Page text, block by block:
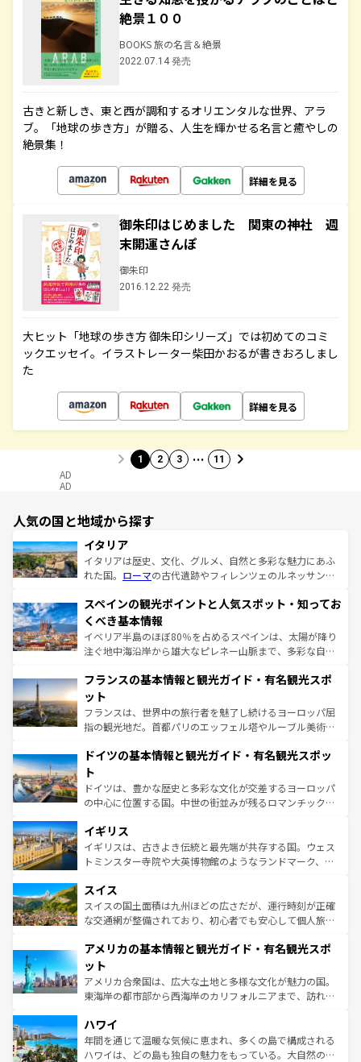
絶景１００
BOOKS 旅の名言＆絶景
2022.07.14 発売
古きと新しき、東と西が調和するオリエンタルな世界、アラ
ブ。「地球の歩き方」が贈る、人生を輝かせる名言と癒やしの
絶景集！
詳細を見る
御朱印はじめました 関東の神社 週
末開運さんぽ
御朱印
2016.12.22 発売
大ヒット「地球の歩き方 御朱印シリーズ」では初めてのコミ
ックエッセイ。イラストレーター柴田かおるが書きおろしまし
た
詳細を見る
1 2 3 … 11
AD
AD
人気の国と地域から探す
イタリア
イタリアは歴史、文化、グルメ、自然と多彩な魅力にあふ
れた国。 ローマの古代遺跡やフィレンツェのルネッサンス
ろん、トスカーナの美しい田園風景やアマルフィ海岸の絶
景など、自然景観も見逃せない。観光の合間には、本場の
ピザやパスタなど、絶品のイタリア料理を堪能することも
できる。朝目覚めてから夜眠るまで、すべての瞬間を楽し
なお、新着のイタリア情報はコンテンツ一覧を参照してほ
しい。
スペインの観光ポイントと人気スポット・知ってお
くべき基本情報
イベリア半島のほぼ80％を占めるスペインは、太陽が降り
注ぐ地中海沿岸から雄大なピレネー山脈まで、多彩な自然
文化が根付くこの国では、情熱的なフラメンコ、熱気あふ
れる闘牛、そして美味しいタパスが生活の一部となってい
る。首都マドリードの洗練された雰囲気や、バルセロナの
アートに溢れた街角から、地方では古代ローマ遺跡や中世
せる。地方によって風土や気候が異なるスペインはその個
ンテンツ一覧 を参照してほしい。
フランスの基本情報と観光ガイド・有名観光スポ
ット
フランスは、世界中の旅行者を魅了し続けるヨーロッパ屈
指の観光地だ。首都パリのエッフェル塔やルーブル美術館
で、幅広い魅力が詰まっている。華麗な宮殿、歴史的な大
聖堂、美しいビーチ、そして豊かな自然が、訪れる者を心
から魅了する。また、フランスは美食の国としても知ら
れ、フランス料理はユネスコ無形文化遺産にも登録されて
香り高いラベンダー畑など、多彩な楽しみ方が可能だ。さ
らに、パリ以外の地域にも魅力が溢れており、どの街角に
も豊かな歴史と文化が息づいている。パリ以外の個性あふ
を参照してほしい。
ドイツの基本情報と観光ガイド・有名観光スポッ
ト
ドイツは、豊かな歴史と多彩な文化が交差するヨーロッパ
の中心に位置する国。中世の街並みが残るロマンチック街
顔を持つこの国は、どこを歩いても飽きることがない。ベ
ルリンの文化的活気、バイエルン州のアルプスの絶景、そ
してライン川沿いのワイン畑といった風景は必見。ビール
は、お酒好きな人にはぜひ体験してほしい。 なお、新着の
ドイツ情報はコンテンツ一覧を参照してほしい。
イギリス
イギリスは、古きよき伝統と最先端が共存する国。ウェス
トミンスター寺院や大英博物館のようなランドマーク、歴
リアごとに異なる魅力がある。また、優雅なアフタヌーン
ティー、ビール好きにはたまらない英国パブ、サッカー観
戦など、本場だからこそできる体験も豊富。イギリスを旅
ンツ一覧を参照してほしい。
スイス
スイスの国土面積は九州ほどの広さだが、運行時刻が正確
な交通網が整備されており、初心者でも安心して個人旅行
の建物がそのまま残る町や、スイスならではのユニークな
博物館もあり、アルプス観光だけでなく町歩きも満喫する
ことができる。国民の所得が高いため物価も高いが、旅行
者向けの交通パス提供のサービスもあり、うまく活用すれ
着のスイス情報は
アメリカの基本情報と観光ガイド・有名観光スポ
ット
アメリカ合衆国は、広大な土地と多様な文化が魅力の国。
東海岸の都市部から西海岸のカリフォルニアまで、訪れる
のような巨大都市は、観光、ショッピング、エンターテイ
ンメントが詰まった刺激的なスポットだ。一方、アメリカ
西部には大自然が広がり、グランドキャニオンやイエロー
ハワイ
年間を通じて温暖な気候に恵まれ、多くの島で構成される
ハワイは、どの島も独自の魅力をもっている。大自然の神